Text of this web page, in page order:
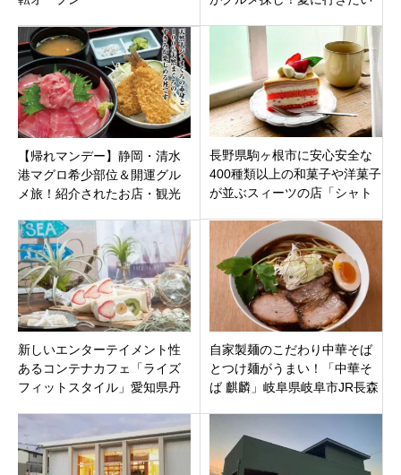
店まとめ。
【帰れマンデー】静岡・清水
港マグロ希少部位＆開運グル
メ旅！紹介されたお店・観光
6月1日放送）
長野県駒ヶ根市に安心安全な
400種類以上の和菓子や洋菓子
が並ぶスィーツの店「シャト
ープン！
新しいエンターテイメント性
あるコンテナカフェ「ライズ
フィットスタイル」愛知県丹
自家製麺のこだわり中華そば
とつけ麺がうまい！「中華そ
ば 麒麟」岐阜県岐阜市JR長森